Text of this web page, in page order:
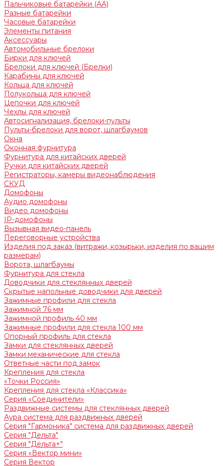
Пальчиковые батарейки (AA)
Разные батарейки
Часовые батарейки
Элементы питания
Аксессуары
Автомобильные брелоки
Бирки для ключей
Брелоки для ключей (Брелки)
Карабины для ключей
Кольца для ключей
Полукольца для ключей
Цепочки для ключей
Чехлы для ключей
Автосигнализация, брелоки-пульты
Пульты-брелоки для ворот, шлагбаумов
Окна
Оконная фурнитура
Фурнитура для китайских дверей
Ручки для китайских дверей
Регистраторы, камеры видеонаблюдения
СКУД
Домофоны
Аудио домофоны
Видео домофоны
IP-домофоны
Вызывная видео-панель
Переговорные устройства
Изделия под заказ (витражи, козырьки, изделия по вашим
размерам)
Ворота, шлагбаумы
Фурнитура для стекла
Доводчики для стеклянных дверей
Скрытые напольные доводчики для дверей
Зажимные профили для стекла
Зажимной 76 мм
Зажимной профиль 40 мм
Зажимные профили для стекла 100 мм
Опорный профиль для стекла
Замки для стеклянных дверей
Замки механические для стекла
Ответные части под замок
Крепления для стекла
«Точки Россия»
Крепления для стекла «Классика»
Серия «Соединители»
Раздвижные системы для стеклянных дверей
Аура система для раздвижных дверей
Серия "Гармоника" система для раздвижных дверей
Серия "Дельта"
Серия "Дельта+"
Серия «Вектор мини»
Серия Вектор